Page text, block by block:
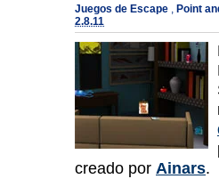
Juegos de Escape , Point
2.8.11
creado por Ainars.